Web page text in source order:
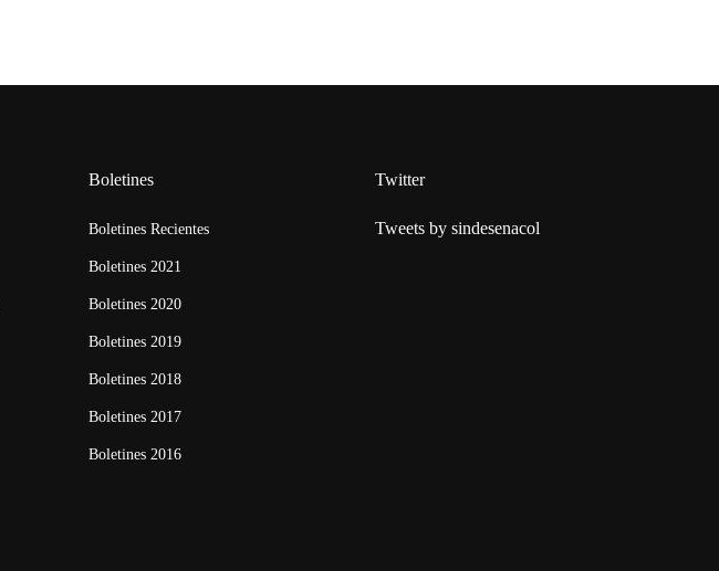
Boletines
Boletines Recientes
Boletines 2021
Boletines 2020
Boletines 2019
Boletines 2018
Boletines 2017
Boletines 2016
Twitter
Tweets by sindesenacol